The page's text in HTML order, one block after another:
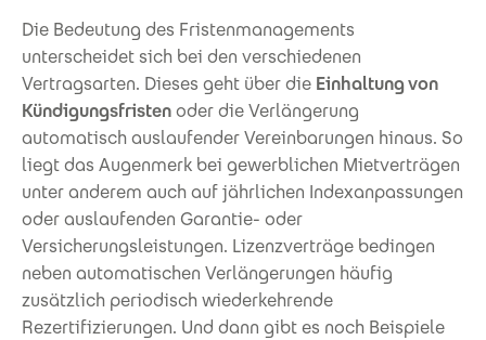
Die Bedeutung des Fristenmanagements
unterscheidet sich bei den verschiedenen
Vertragsarten. Dieses geht über die Einhaltung von
Kündigungsfristenoder die Verlängerung
automatisch auslaufender Vereinbarungen hinaus. So
liegt das Augenmerk bei gewerblichen Mietverträgen
unter anderem auch auf jährlichen Indexanpassungen
oder auslaufenden Garantie- oder
Versicherungsleistungen. Lizenzverträge bedingen
neben automatischen Verlängerungen häufig
zusätzlich periodisch wiederkehrende
Rezertifizierungen. Und dann gibt es noch Beispiele